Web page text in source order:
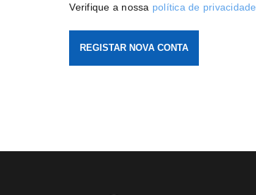
Verifique a nossa política de privacidade
REGISTAR NOVA CONTA